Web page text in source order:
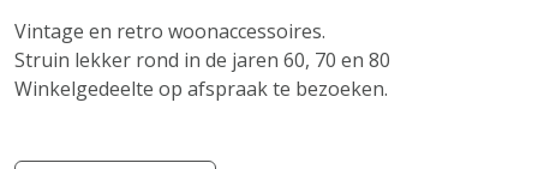
Vintage en retro woonaccessoires.
Struin lekker rond in de jaren 60, 70 en 80
Winkelgedeelte op afspraak te bezoeken.